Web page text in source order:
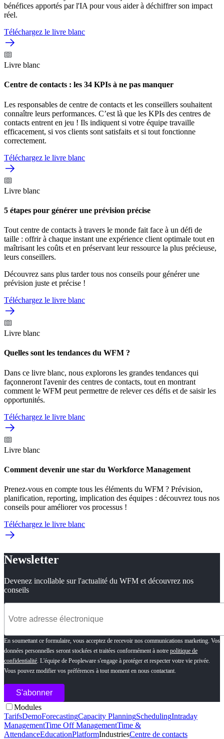
bénéfices apportés par l'IA pour vous aider à déchiffrer son impact
réel.
Téléchargez le livre blanc
Livre blanc
Centre de contacts : les 34 KPIs à ne pas manquer
Les responsables de centre de contacts et les conseillers souhaitent
connaître leurs performances. C’est là que les KPIs des centres de
contacts entrent en jeu ! Ils indiquent si votre équipe travaille
efficacement, si vos clients sont satisfaits et si tout fonctionne
correctement.
Téléchargez le livre blanc
Livre blanc
5 étapes pour générer une prévision précise
Tout centre de contacts à travers le monde fait face à un défi de
taille : offrir à chaque instant une expérience client optimale tout en
maîtrisant les coûts et en préservant leur ressource la plus précieuse,
leurs conseillers.
Découvrez sans plus tarder tous nos conseils pour générer une
prévision juste et précise !
Téléchargez le livre blanc
Livre blanc
Quelles sont les tendances du WFM ?
Dans ce livre blanc, nous explorons les grandes tendances qui
façonneront l'avenir des centres de contacts, tout en montrant
comment le WFM peut permettre de relever ces défis et de saisir les
opportunités.
Téléchargez le livre blanc
Livre blanc
Comment devenir une star du Workforce Management
Prenez-vous en compte tous les éléments du WFM ? Prévision,
planification, reporting, implication des équipes : découvrez tous nos
conseils pour améliorer vos processus !
Téléchargez le livre blanc
Newsletter
Devenez incollable sur l'actualité du WFM et découvrez nos
conseils
En soumettant ce formulaire, vous acceptez de recevoir nos communications marketing. Vos
données personnelles seront stockées et traitées conformément à notre politique de
confidentialité. L'équipe de Peopleware s'engage à protéger et respecter votre vie privée.
Vous pouvez modifier vos préférences à tout moment en nous contactant.
Modules
TarifsDemoForecastingCapacity PlanningSchedulingIntraday
ManagementTime Off ManagementTime &
AttendanceEducationPlatformIndustriesCentre de contacts